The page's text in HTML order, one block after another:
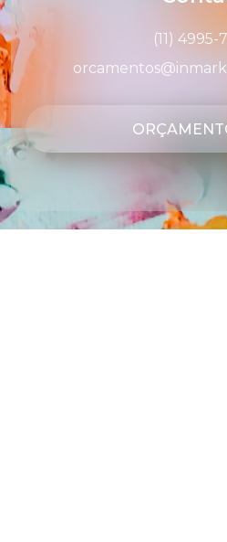
(11) 4995-